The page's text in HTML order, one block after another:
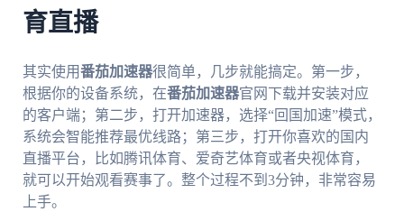
育直播
其实使用番茄加速器很简单，几步就能搞定。第一步，
根据你的设备系统，在番茄加速器官网下载并安装对应
的客户端；第二步，打开加速器，选择“回国加速”模式，
系统会智能推荐最优线路；第三步，打开你喜欢的国内
直播平台，比如腾讯体育、爱奇艺体育或者央视体育，
就可以开始观看赛事了。整个过程不到3分钟，非常容易
上手。